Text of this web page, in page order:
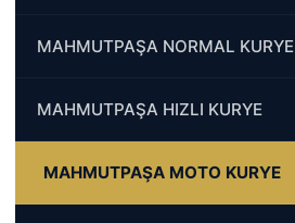
MAHMUTPAŞA NORMAL KURYE
MAHMUTPAŞA HIZLI KURYE
MAHMUTPAŞA MOTO KURYE